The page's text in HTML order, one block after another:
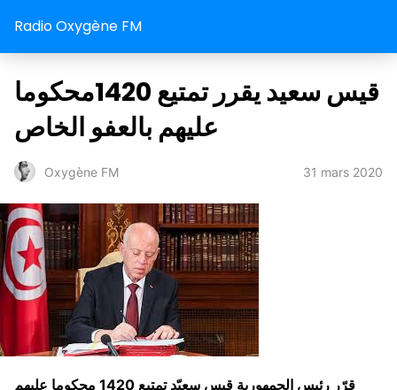
Radio Oxygène FM
قيس سعيد يقرر تمتيع 1420محكوما
عليهم بالعفو الخاص
Oxygène FM 31 mars 2020
قرّر رئيس الجمهورية قيس سعيّد تمتيع 1420 محكوما عليهم